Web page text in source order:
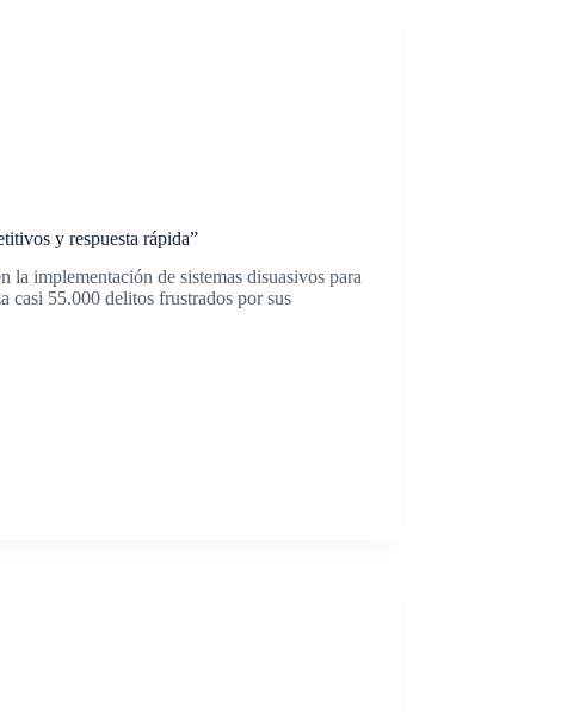
y respuesta rápida”
la implementación de sistemas disuasivos para
casi 55.000 delitos frustrados por sus